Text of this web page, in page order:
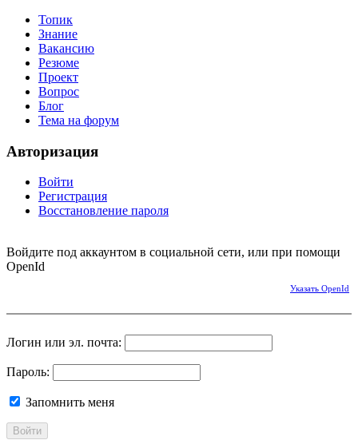
Топик
Знание
Вакансию
Резюме
Проект
Вопрос
Блог
Тема на форум
Авторизация
Войти
Регистрация
Восстановление пароля
Войдите под аккаунтом в социальной сети, или при помощи
OpenId
Указать OpenId
Логин или эл. почта:
Пароль:
Запомнить меня
Войти